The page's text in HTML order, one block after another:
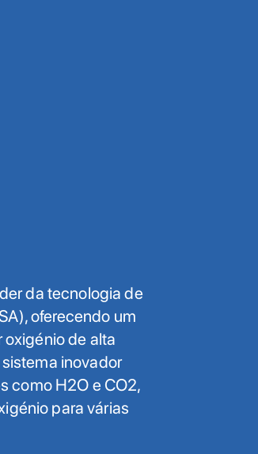
da tecnologia de
oferecendo um
de alta
inovador
como H2O e CO2,
para várias